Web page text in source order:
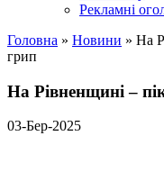
Рекламні
Головна » Новини » На
грип
На Рівненщині –
03-Бер-2025